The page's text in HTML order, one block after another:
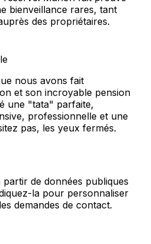
bienveillance rares, tant
des propriétaires.
nous avons fait
et son incroyable pension
une "tata" parfaite,
professionnelle et une
pas, les yeux fermés.
de données publiques
la pour personnaliser
demandes de contact.